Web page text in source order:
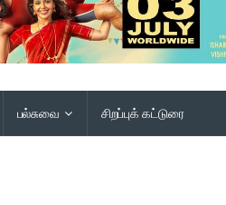
பல்சுவை சிறப்புக் கட்டுரை